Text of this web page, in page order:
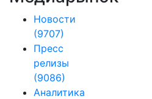
Новости
(9707)
Пресс
релизы
(9086)
Аналитика